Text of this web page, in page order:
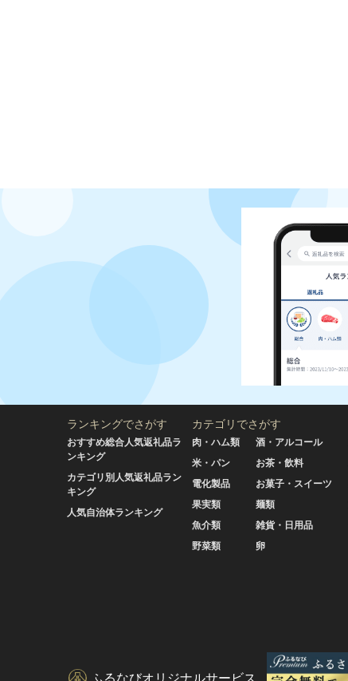
ランキングでさがす
おすすめ総合人気返礼品ラ
ンキング
カテゴリ別人気返礼品ラン
キング
人気自治体ランキング
カテゴリでさがす
肉・ハム類
米・パン
電化製品
果実類
魚介類
野菜類
酒・アルコール
お茶・飲料
お菓子・スイーツ
麺類
雑貨・日用品
卵